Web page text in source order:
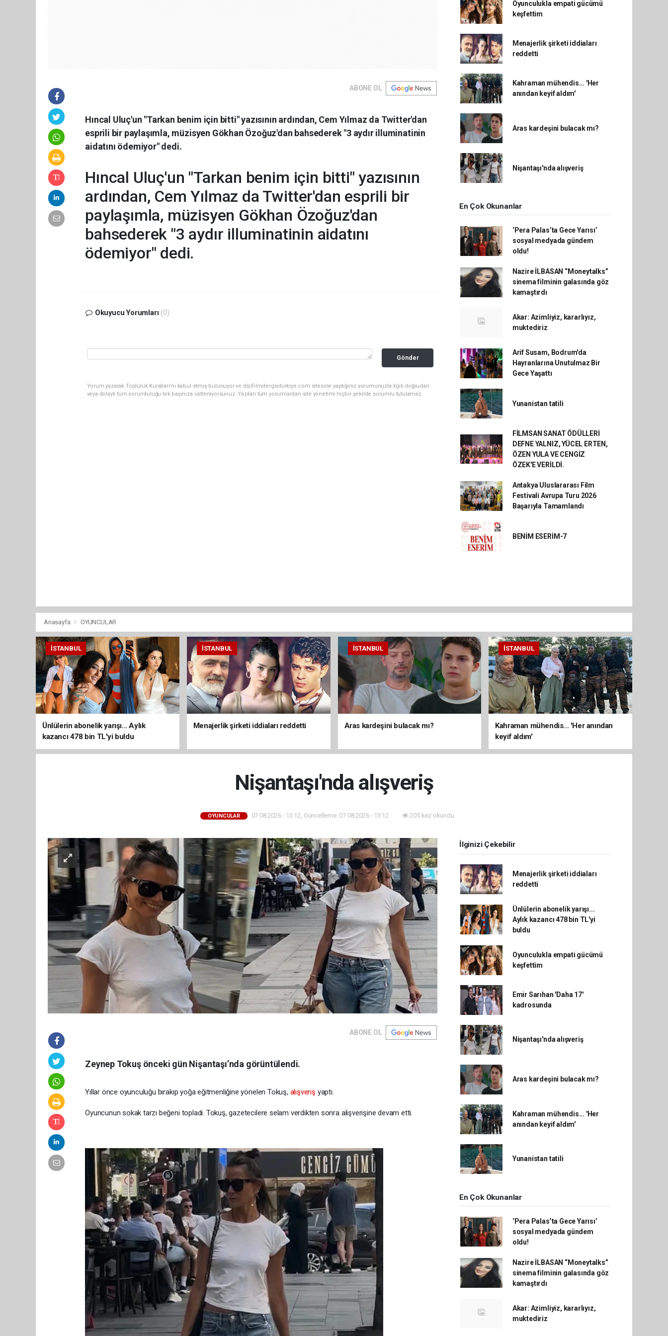
ABONE OL
Hıncal Uluç'un "Tarkan benim için bitti" yazısının ardından, Cem Yılmaz da Twitter'dan
esprili bir paylaşımla, müzisyen Gökhan Özoğuz'dan bahsederek "3 aydır illuminatinin
aidatını ödemiyor" dedi.
Hıncal Uluç'un "Tarkan benim için bitti" yazısının
ardından, Cem Yılmaz da Twitter'dan esprili bir
paylaşımla, müzisyen Gökhan Özoğuz'dan
bahsederek "3 aydır illuminatinin aidatını
ödemiyor" dedi.
Okuyucu Yorumları (0)
Gönder
Yorum yazarak Topluluk Kuralları’nı kabul etmiş bulunuyor ve dizifilmdergisiturkiye.com sitesine yaptığınız yorumunuzla ilgili doğrudan
veya dolaylı tüm sorumluluğu tek başınıza üstleniyorsunuz. Yazılan tüm yorumlardan site yönetimi hiçbir şekilde sorumlu tutulamaz.
Oyunculukla empati gücümü
keşfettim
Menajerlik şirketi iddiaları
reddetti
Kahraman mühendis... 'Her
anından keyif aldım'
Aras kardeşini bulacak mı?
Nişantaşı'nda alışveriş
En Çok Okunanlar
‘Pera Palas’ta Gece Yarısı’
sosyal medyada gündem
oldu!
Nazire İLBASAN “Moneytalks”
sinema filminin galasında göz
kamaştırdı
Akar: Azimliyiz, kararlıyız,
muktediriz
Arif Susam, Bodrum'da
Hayranlarına Unutulmaz Bir
Gece Yaşattı
Yunanistan tatili
FİLMSAN SANAT ÖDÜLLERİ
DEFNE YALNIZ, YÜCEL ERTEN,
ÖZEN YULA VE CENGİZ
ÖZEK'E VERİLDİ.
Antakya Uluslararası Film
Festivali Avrupa Turu 2026
Başarıyla Tamamlandı
BENİM ESERİM-7
Anasayfa OYUNCULAR
İSTANBUL
Ünlülerin abonelik yarışı... Aylık
kazancı 478 bin TL'yi buldu
İSTANBUL
Menajerlik şirketi iddiaları reddetti
İSTANBUL
Aras kardeşini bulacak mı?
İSTANBUL
Kahraman mühendis... 'Her anından
keyif aldım'
Nişantaşı'nda alışveriş
OYUNCULAR 07.08.2026 - 13:12, Güncelleme: 07.08.2026 - 13:12 205 kez okundu.
ABONE OL
Zeynep Tokuş önceki gün Nişantaşı’nda görüntülendi.
Yıllar önce oyunculuğu bırakıp yoğa eğitmenliğine yönelen Tokuş, alışveriş yaptı.
Oyuncunun sokak tarzı beğeni topladı. Tokuş, gazetecilere selam verdikten sonra alışverişine devam etti.
İlginizi Çekebilir
Menajerlik şirketi iddiaları
reddetti
Ünlülerin abonelik yarışı...
Aylık kazancı 478 bin TL'yi
buldu
Oyunculukla empati gücümü
keşfettim
Emir Sarıhan 'Daha 17'
kadrosunda
Nişantaşı'nda alışveriş
Aras kardeşini bulacak mı?
Kahraman mühendis... 'Her
anından keyif aldım'
Yunanistan tatili
En Çok Okunanlar
‘Pera Palas’ta Gece Yarısı’
sosyal medyada gündem
oldu!
Nazire İLBASAN “Moneytalks”
sinema filminin galasında göz
kamaştırdı
Akar: Azimliyiz, kararlıyız,
muktediriz